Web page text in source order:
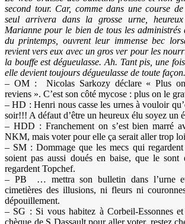
second tour. Car, comme dans une course
seul arrivera dans la grosse urne,
Marianne pour le bien de tous les administrés
du printemps, ouvrent leur immense bec
revient vers eux avec un gros ver pour les
la bouffe est dégueulasse. Ah. Tant pis, une
elle devient toujours dégueulasse de toute façon.
– OM : Nicolas Sarkozy déclare « Plus on
reviens ». C’est son côté mycose : plus on le
– HD : Henri nous casse les urnes à vouloir
soir!!! A défaut d’être un heureux élu soyez un
– HDD : Franchement on s’est bien marré
NKM, mais voter pour elle ça serait aller trop
– SM : Dommage que les mecs qui
soient pas aussi doués en baise, que le sont
regardent Topchef.
– PB … mettra son bulletin dans l’urne
cimetières des illusions, ni fleurs ni
dépouillement.
– SG : Si vous habitez à Corbeil-Essonnes et
chèque de S Dassault pour aller voter, restez